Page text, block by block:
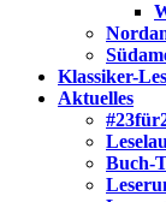
Klassiker-
Aktuelles
Buch-